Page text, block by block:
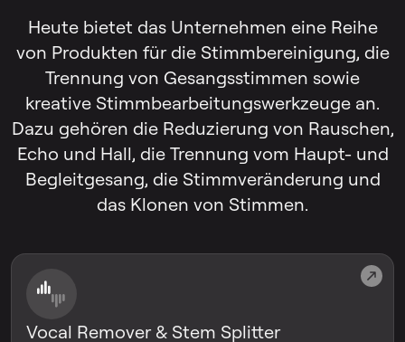
Heute bietet das Unternehmen eine Reihe
von Produkten für die Stimmbereinigung, die
Trennung von Gesangsstimmen sowie
kreative Stimmbearbeitungswerkzeuge an.
Dazu gehören die Reduzierung von Rauschen,
Echo und Hall, die Trennung vom Haupt- und
Begleitgesang, die Stimmveränderung und
das Klonen von Stimmen.
Vocal Remover & Stem Splitter